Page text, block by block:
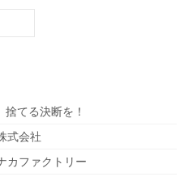
てる決断を！
式会社
ファクトリー